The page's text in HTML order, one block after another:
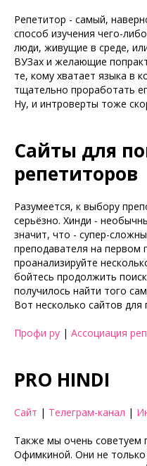
Репетитор - самый,
способ изучения чего-
люди, живущие в среде,
ВУЗах и желающие
те, кому хватает языка в
тщательно проработать
Ну, и интроверты тоже
Сайты для
репетиторов
Разумеется, к выбору
серьёзно. Хинди -
значит, что - супер-
преподавателя на первом
проанализируйте
бойтесь продолжить
получилось найти того
Вот несколько сайтов для
Профи ру | Ассоциация
PRO HINDI
Сайт | Телеграм-канал |
Также мы очень советуем
Офимкиной. Они не только